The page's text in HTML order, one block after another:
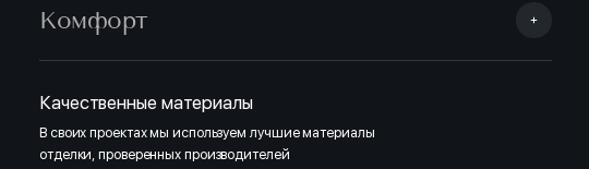
Комфорт
Качественные материалы
В своих проектах мы используем лучшие материалы
отделки, проверенных производителей